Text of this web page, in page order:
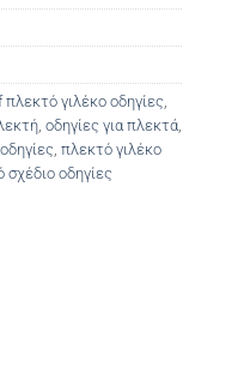
πλεκτό γιλέκο οδηγίες,
, οδηγίες για πλεκτά,
, πλεκτό γιλέκο
σχέδιο οδηγίες